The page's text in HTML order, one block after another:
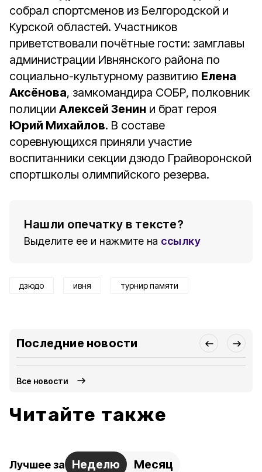
собрал спортсменов из Белгородской и
Курской областей. Участников
приветствовали почётные гости: замглавы
администрации Ивнянского района по
социально-культурному развитию Елена
Аксёнова, замкомандира СОБР, полковник
полиции Алексей Зенин и брат героя
Юрий Михайлов. В составе
соревнующихся приняли участие
воспитанники секции дзюдо Грайворонской
спортшколы олимпийского резерва.
Нашли опечатку в тексте?
Выделите ее и нажмите на ссылку
дзюдо ивня турнир памяти
Последние новости
Все новости
Читайте также
Лучшее за Неделю Месяц